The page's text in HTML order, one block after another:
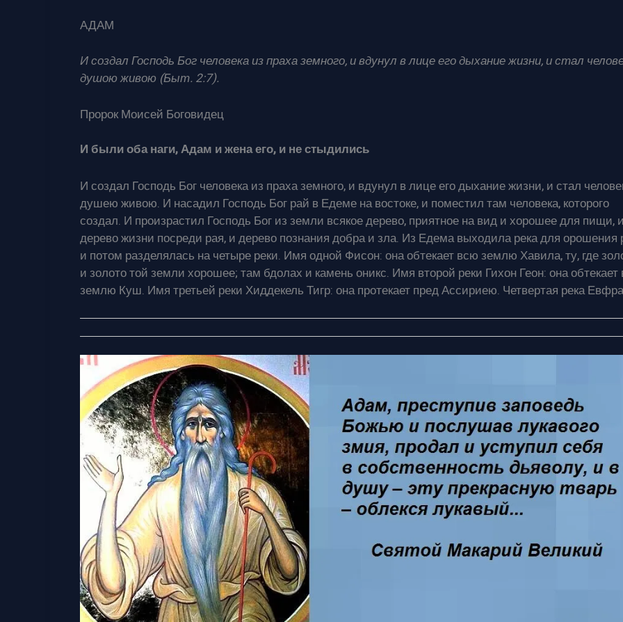
АДАМ
И создал Господь Бог человека из праха земного, и вдунул в лице его дыхание жизни, и стал
душою живою (Быт. 2:7).
Пророк Моисей Боговидец
И были оба наги, Адам и жена его, и не стыдились
И создал Господь Бог человека из праха земного, и вдунул в лице его дыхание жизни, и стал
душею живою. И насадил Господь Бог рай в Едеме на востоке, и поместил там человека, которого
создал. И произрастил Господь Бог из земли всякое дерево, приятное на вид и хорошее для пищи,
дерево жизни посреди рая, и дерево познания добра и зла. Из Едема выходила река для орошения
и потом разделялась на четыре реки. Имя одной Фисон: она обтекает всю землю Хавила, ту, где
и золото той земли хорошее; там бдолах и камень оникс. Имя второй реки Гихон Геон: она
землю Куш. Имя третьей реки Хиддекель Тигр: она протекает пред Ассириею. Четвертая река